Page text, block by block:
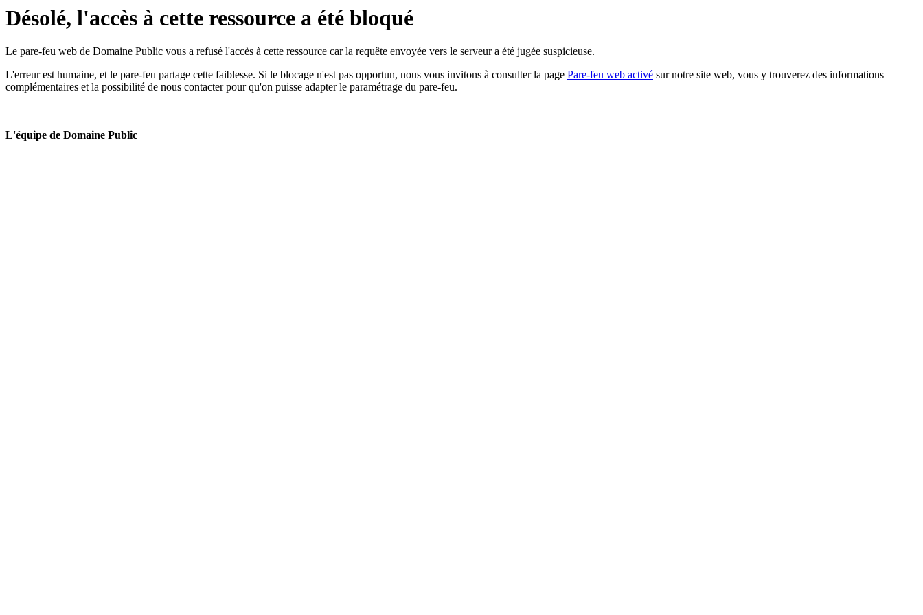
Désolé, l'accès à cette ressource a été bloqué
Le pare-feu web de Domaine Public vous a refusé l'accès à cette ressource car la requête envoyée vers le serveur a été jugée suspicieuse.
L'erreur est humaine, et le pare-feu partage cette faiblesse. Si le blocage n'est pas opportun, nous vous invitons à consulter la page Pare-feu web activé sur notre site web, vous y trouverez des informations
complémentaires et la possibilité de nous contacter pour qu'on puisse adapter le paramétrage du pare-feu.
L'équipe de Domaine Public